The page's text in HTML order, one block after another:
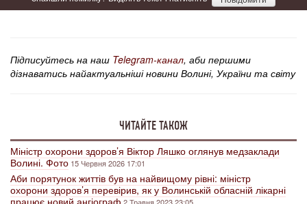
Підписуйтесь на наш Telegram-канал, аби першими
дізнаватись найактуальніші новини Волині, України та світу
ЧИТАЙТЕ ТАКОЖ
Міністр охорони здоров’я Віктор Ляшко оглянув медзаклади
Волині. Фото 15 Червня 2026 17:01
Аби порятунок життів був на найвищому рівні: міністр
охорони здоров’я перевірив, як у Волинській обласній лікарні